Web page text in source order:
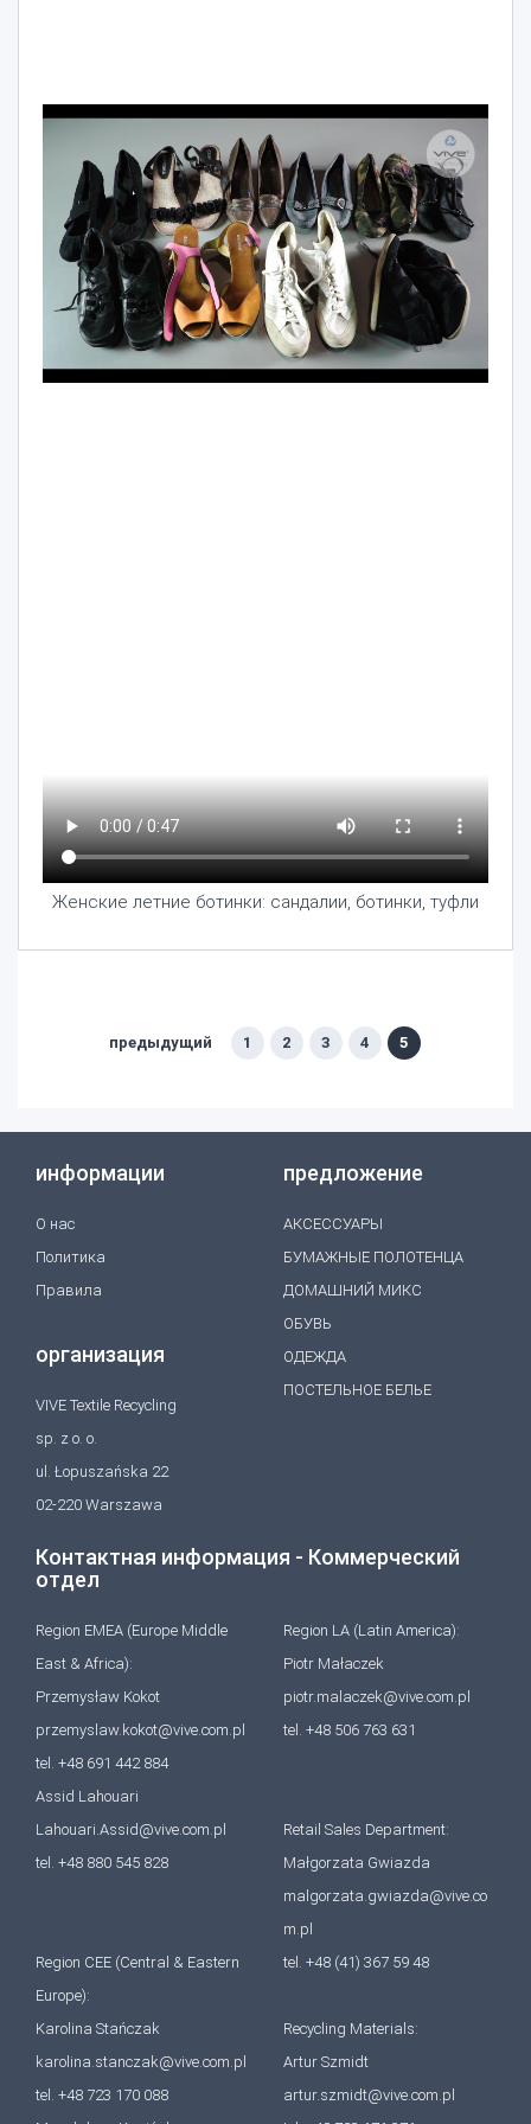
Женские летние ботинки: сандалии, ботинки, туфли
предыдущий 1 2 3 4 5
предложение
АКСЕССУАРЫ
БУМАЖНЫЕ ПОЛОТЕНЦА
ДОМАШНИЙ МИКС
ОБУВЬ
ОДЕЖДА
ПОСТЕЛЬНОЕ БЕЛЬЕ
информации
O нас
Политика
Правила
организация
VIVE Textile Recycling
sp. z o. o.
ul. Łopuszańska 22
02-220 Warszawa
Контактная информация - Коммерческий
отдел
Region EMEA (Europe Middle
East & Africa):
Przemysław Kokot
przemyslaw.kokot@vive.com.pl
tel. +48 691 442 884
Assid Lahouari
Lahouari.Assid@vive.com.pl
tel. +48 880 545 828
Region CEE (Central & Eastern
Europe):
Karolina Stańczak
karolina.stanczak@vive.com.pl
tel. +48 723 170 088
Region LA (Latin America):
Piotr Małaczek
piotr.malaczek@vive.com.pl
tel. +48 506 763 631
Retail Sales Department:
Małgorzata Gwiazda
malgorzata.gwiazda@vive.co
m.pl
tel. +48 (41) 367 59 48
Recycling Materials:
Artur Szmidt
artur.szmidt@vive.com.pl